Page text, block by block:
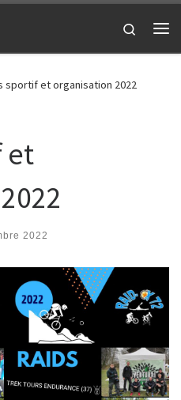
Search
sportif et organisation 2022
et
2022